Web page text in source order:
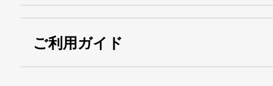
ご利用ガイド